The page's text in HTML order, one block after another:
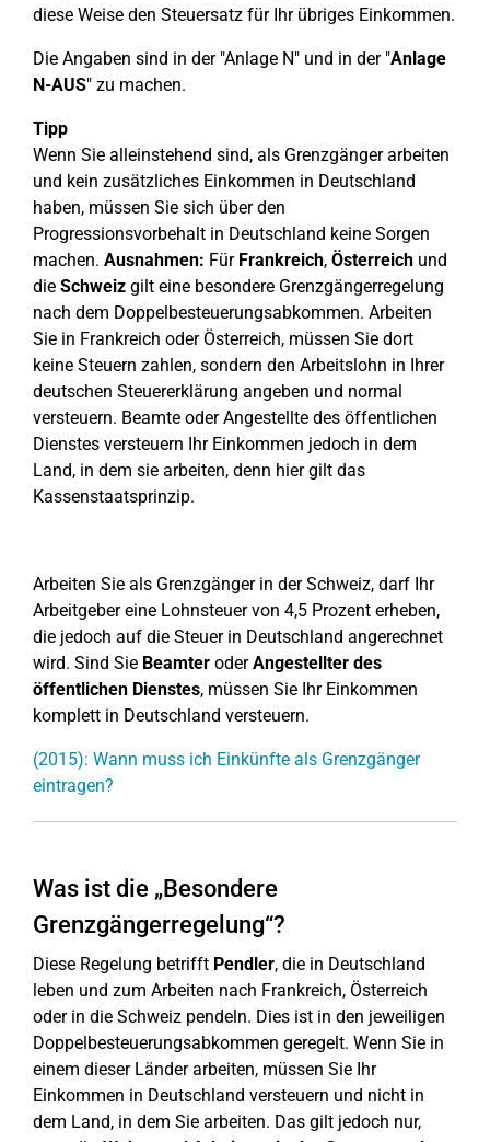
diese Weise den Steuersatz für Ihr übriges Einkommen.
Die Angaben sind in der "Anlage N" und in der "Anlage
N-AUS" zu machen.
Tipp
Wenn Sie alleinstehend sind, als Grenzgänger arbeiten
und kein zusätzliches Einkommen in Deutschland
haben, müssen Sie sich über den
Progressionsvorbehalt in Deutschland keine Sorgen
machen. Ausnahmen: Für Frankreich, Österreich und
die Schweiz gilt eine besondere Grenzgängerregelung
nach dem Doppelbesteuerungsabkommen. Arbeiten
Sie in Frankreich oder Österreich, müssen Sie dort
keine Steuern zahlen, sondern den Arbeitslohn in Ihrer
deutschen Steuererklärung angeben und normal
versteuern. Beamte oder Angestellte des öffentlichen
Dienstes versteuern Ihr Einkommen jedoch in dem
Land, in dem sie arbeiten, denn hier gilt das
Kassenstaatsprinzip.
Arbeiten Sie als Grenzgänger in der Schweiz, darf Ihr
Arbeitgeber eine Lohnsteuer von 4,5 Prozent erheben,
die jedoch auf die Steuer in Deutschland angerechnet
wird. Sind Sie Beamter oderAngestellter des
öffentlichen Dienstes, müssen Sie Ihr Einkommen
komplett in Deutschland versteuern.
(2015): Wann muss ich Einkünfte als Grenzgänger
eintragen?
Was ist die „Besondere
Grenzgängerregelung“?
Diese Regelung betrifft Pendler, die in Deutschland
leben und zum Arbeiten nach Frankreich, Österreich
oder in die Schweiz pendeln. Dies ist in den jeweiligen
Doppelbesteuerungsabkommen geregelt. Wenn Sie in
einem dieser Länder arbeiten, müssen Sie Ihr
Einkommen in Deutschland versteuern und nicht in
dem Land, in dem Sie arbeiten. Das gilt jedoch nur,